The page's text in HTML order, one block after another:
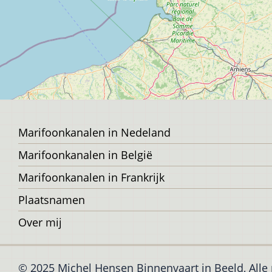
Voet
Marifoonkanalen in Nedeland
Marifoonkanalen in België
Marifoonkanalen in Frankrijk
Plaatsnamen
Over mij
© 2025 Michel Hensen Binnenvaart in Beeld,